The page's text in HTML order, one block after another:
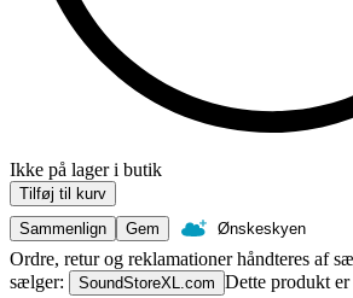
Ikke på lager i butik
Tilføj til kurv
Sammenlign
Gem Ønskeskyen
Ordre, retur og reklamationer håndteres af
sælger:
SoundStoreXL.com Dette produkt